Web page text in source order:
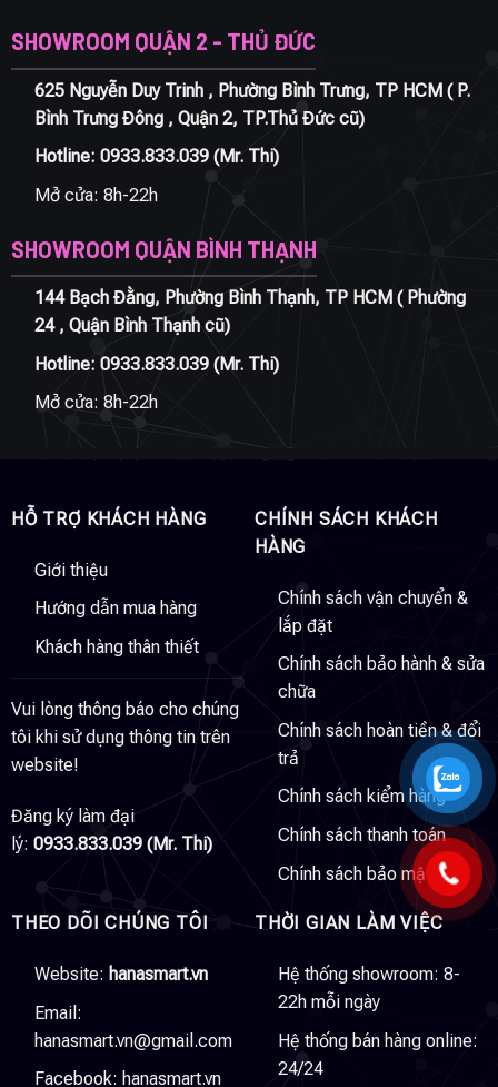
SHOWROOM QUẬN 2 - THỦ ĐỨC
625 Nguyễn Duy Trinh , Phường Bình Trưng, TP HCM ( P.
Bình Trưng Đông , Quận 2, TP.Thủ Đức cũ)
Hotline: 0933.833.039(Mr. Thi)
Mở cửa: 8h-22h
SHOWROOM QUẬN BÌNH THẠNH
144 Bạch Đằng, Phường Bình Thạnh, TP HCM ( Phường
24 , Quận Bình Thạnh cũ)
Hotline: 0933.833.039(Mr. Thi)
Mở cửa: 8h-22h
HỖ TRỢ KHÁCH HÀNG
Giới thiệu
Hướng dẫn mua hàng
Khách hàng thân thiết
Vui lòng thông báo cho chúng
tôi khi sử dụng thông tin trên
website!
Đăng ký làm đại
lý: 0933.833.039 (Mr. Thi)
CHÍNH SÁCH KHÁCH
HÀNG
Chính sách vận chuyển &
lắp đặt
Chính sách bảo hành & sửa
chữa
Chính sách hoàn tiền & đổi
trả
Chính sách kiểm hàng
Chính sách thanh toán
Chính sách bảo mật
THEO DÕI CHÚNG TÔI
Website: hanasmart.vn
Email:
hanasmart.vn@gmail.com
Facebook: hanasmart.vn
THỜI GIAN LÀM VIỆC
Hệ thống showroom: 8-
22h mỗi ngày
Hệ thống bán hàng online:
24/24